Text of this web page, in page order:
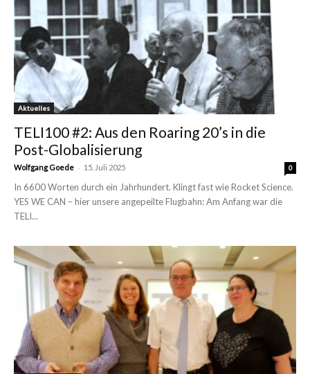
Aktuelles
TELI100 #2: Aus den Roaring 20’s in die
Post-Globalisierung
Wolfgang Goede - 15. Juli 2025 0
In 6600 Worten durch ein Jahrhundert. Klingt fast wie Rocket Science.
YES WE CAN – hier unsere angepeilte Flugbahn: Am Anfang war die
TELI...